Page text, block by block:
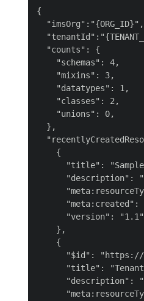
{
  "imsOrg":"{ORG_ID}",
  "counts": {
    "schemas": 4,
    "mixins": 3,
    "datatypes": 1,
    "classes": 2,
    "unions": 0,
  },
    {
"title":
"description":
"meta:created":
      "version": "1.1"
    },
    {
"$id":
"title":
"description":